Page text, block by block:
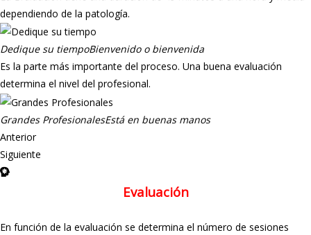
dependiendo de la patología.
Dedique su tiempoBienvenido o bienvenida
Es la parte más importante del proceso. Una buena evaluación
determina el nivel del profesional.
Grandes ProfesionalesEstá en buenas manos
Anterior
Siguiente
Evaluación
En función de la evaluación se determina el número de sesiones